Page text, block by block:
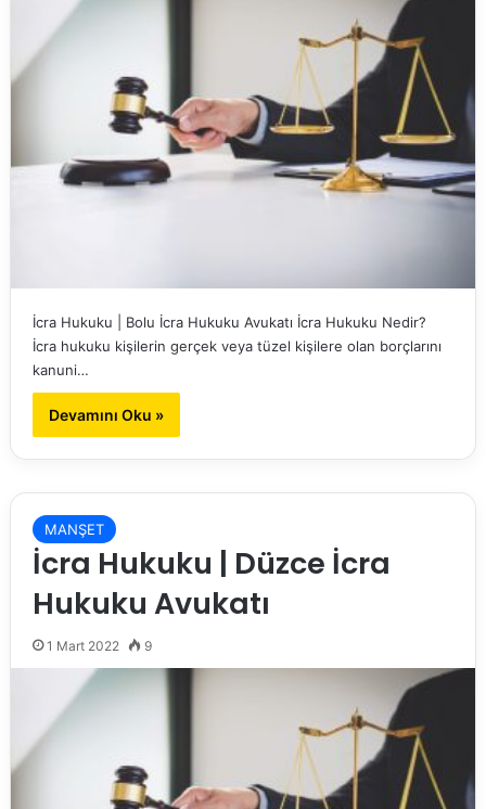
İcra Hukuku | Bolu İcra Hukuku Avukatı İcra Hukuku Nedir?
İcra hukuku kişilerin gerçek veya tüzel kişilere olan borçlarını
kanuni…
Devamını Oku »
MANŞET
İcra Hukuku | Düzce İcra
Hukuku Avukatı
1 Mart 2022 9